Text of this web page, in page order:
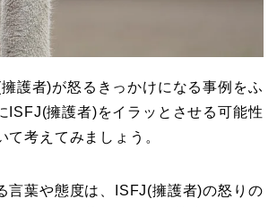
護者)が怒るきっかけになる事例をふ
ISFJ(擁護者)をイラッとさせる可能性
て考えてみましょう。
言葉や態度は、ISFJ(擁護者)の怒りの